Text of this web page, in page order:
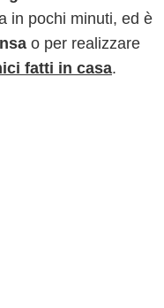
in pochi minuti, ed è
o per realizzare
fatti in casa.